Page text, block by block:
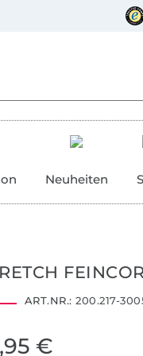
Neuheiten
ART.NR.: 200.217-
€
Vorkasse